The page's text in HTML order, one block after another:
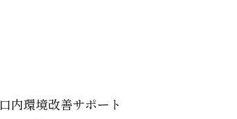
口内環境改善サポート